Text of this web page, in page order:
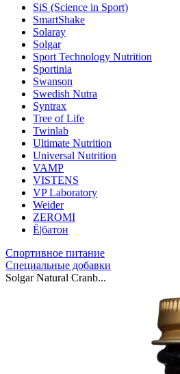
SiS (Science in Sport)
SmartShake
Solaray
Solgar
Sport Technology Nutrition
Sportinia
Swanson
Swedish Nutra
Syntrax
Tree of Life
Twinlab
Ultimate Nutrition
Universal Nutrition
VAMP
VISTENS
VP Laboratory
Weider
ZEROMI
Ё|батон
Спортивное питание
Специальные добавки
Solgar Natural Cranb...